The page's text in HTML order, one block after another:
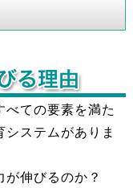
べての要素を満た
ステムがありま
が伸びるのか？